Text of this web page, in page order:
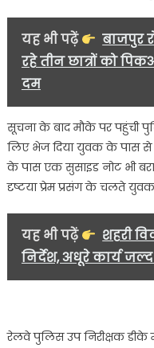
यह भी पढ़ें
बाजपुर
रहे तीन छात्रों को
दम
सूचना के बाद मौके पर पहुंची
लिए भेज दिया युवक के पास से
के पास एक सुसाइड नोट भी
दृष्टया प्रेम प्रसंग के चलते युवक
यह भी पढ़ें
शहरी
निर्देश, अधूरे कार्य
रेलवे पुलिस उप निरीक्षक